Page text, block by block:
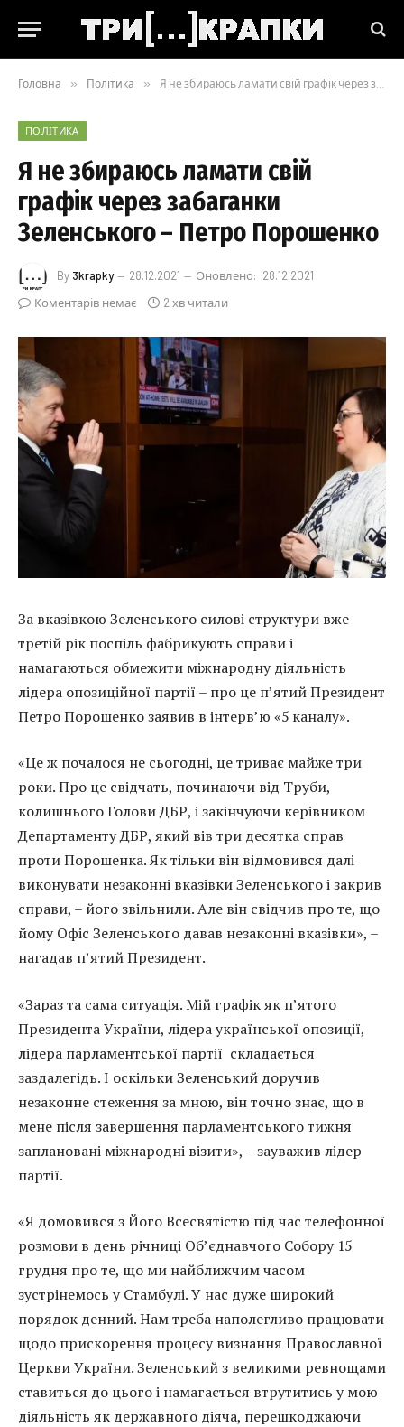
Головна » Політика » Я не збираюсь ламати свій графік через забаганки Зеленського – Петро Порошенко
ПОЛІТИКА
Я не збираюсь ламати свій
графік через забаганки
Зеленського – Петро Порошенко
By 3krapky 28.12.2021 Оновлено: 28.12.2021
Коментарів немає
2 хв читали
За вказівкою Зеленського силові структури вже
третій рік поспіль фабрикують справи і
намагаються обмежити міжнародну діяльність
лідера опозиційної партії – про це п’ятий Президент
Петро Порошенко заявив в інтерв’ю «5 каналу».
«Це ж почалося не сьогодні, це триває майже три
роки. Про це свідчать, починаючи від Труби,
колишнього Голови ДБР, і закінчуючи керівником
Департаменту ДБР, який вів три десятка справ
проти Порошенка. Як тільки він відмовився далі
виконувати незаконні вказівки Зеленського і закрив
справи, – його звільнили. Але він свідчив про те, що
йому Офіс Зеленського давав незаконні вказівки», –
нагадав п’ятий Президент.
«Зараз та сама ситуація. Мій графік як п’ятого
Президента України, лідера української опозиції,
лідера парламентської партії складається
заздалегідь. І оскільки Зеленський доручив
незаконне стеження за мною, він точно знає, що в
мене після завершення парламентського тижня
заплановані міжнародні візити», – зауважив лідер
партії.
«Я домовився з Його Всесвятістю під час телефонної
розмови в день річниці Об’єднавчого Собору 15
грудня про те, що ми найближчим часом
зустрінемось у Стамбулі. У нас дуже широкий
порядок денний. Нам треба наполегливо працювати
щодо прискорення процесу визнання Православної
Церкви України. Зеленський з великими ревнощами
ставиться до цього і намагається втрутитись у мою
діяльність як державного діяча, перешкоджаючи